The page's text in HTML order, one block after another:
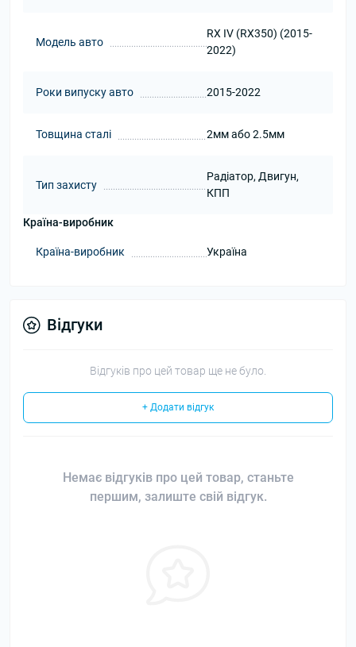
Модель авто
RX IV (RX350) (2015-
2022)
Роки випуску авто 2015-2022
Товщина сталі 2мм або 2.5мм
Тип захисту
Радіатор, Двигун,
КПП
Країна-виробник
Країна-виробник Україна
Відгуки
Відгуків про цей товар ще не було.
+ Додати відгук
Немає відгуків про цей товар, станьте
першим, залиште свій відгук.